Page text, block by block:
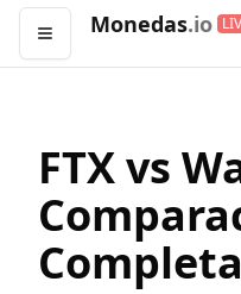
Abrir menú
Monedas.io
FTXvs
Completa